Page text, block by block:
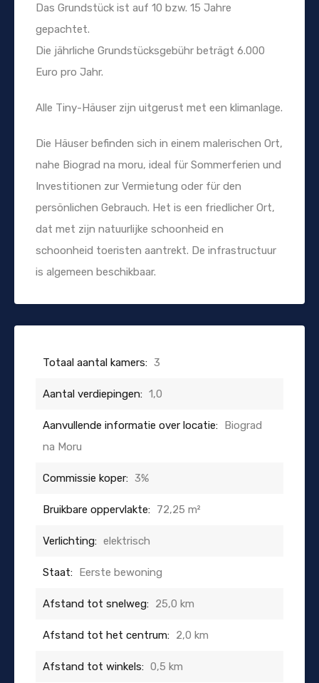
Das Grundstück ist auf 10 bzw. 15 Jahre
gepachtet.
Die jährliche Grundstücksgebühr beträgt 6.000
Euro pro Jahr.
Alle Tiny-Häuser zijn uitgerust met een klimanlage.
Die Häuser befinden sich in einem malerischen Ort,
nahe Biograd na moru, ideal für Sommerferien und
Investitionen zur Vermietung oder für den
persönlichen Gebrauch. Het is een friedlicher Ort,
dat met zijn natuurlijke schoonheid en
schoonheid toeristen aantrekt. De infrastructuur
is algemeen beschikbaar.
Totaal aantal kamers: 3
Aantal verdiepingen: 1,0
Aanvullende informatie over locatie: Biograd
na Moru
Commissie koper: 3%
Bruikbare oppervlakte: 72,25 m²
Verlichting: elektrisch
Staat: Eerste bewoning
Afstand tot snelweg: 25,0 km
Afstand tot het centrum: 2,0 km
Afstand tot winkels: 0,5 km